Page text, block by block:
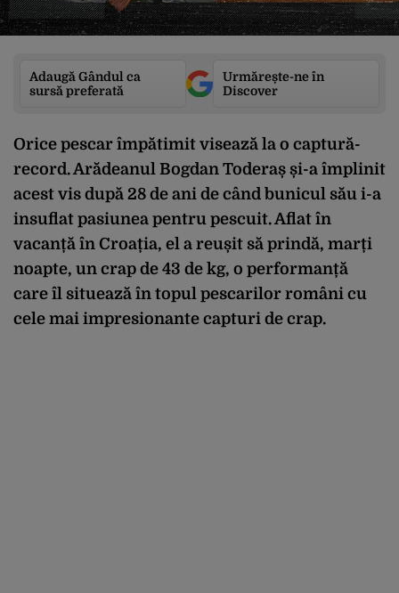
Adaugă Gândul ca
sursă preferată
Urmărește-ne în
Discover
Orice pescar împătimit visează la o captură-
record. Arădeanul Bogdan Toderaș și-a împlinit
acest vis după 28 de ani de când bunicul său i-a
insuflat pasiunea pentru pescuit. Aflat în
vacanță în Croația, el a reușit să prindă, marți
noapte, un crap de 43 de kg, o performanță
care îl situează în topul pescarilor români cu
cele mai impresionante capturi de crap.